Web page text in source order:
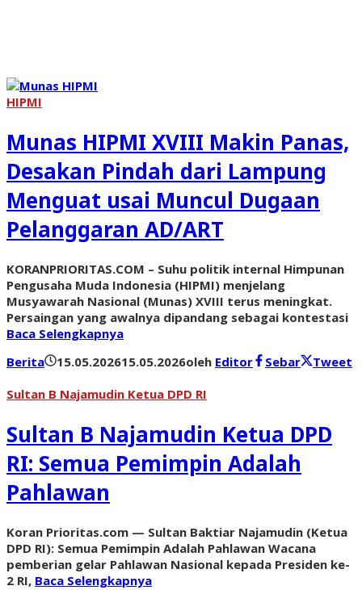
HIPMI
Munas HIPMI XVIII Makin Panas,
Desakan Pindah dari Lampung
Menguat usai Muncul Dugaan
Pelanggaran AD/ART
KORANPRIORITAS.COM – Suhu politik internal Himpunan
Pengusaha Muda Indonesia (HIPMI) menjelang
Musyawarah Nasional (Munas) XVIII terus meningkat.
Persaingan yang awalnya dipandang sebagai kontestasi
Baca Selengkapnya
Berita
15.05.202615.05.2026oleh Editor Sebar
Tweet
Sultan B Najamudin Ketua DPD RI
Sultan B Najamudin Ketua DPD
RI: Semua Pemimpin Adalah
Pahlawan
Koran Prioritas.com — Sultan Baktiar Najamudin (Ketua
DPD RI): Semua Pemimpin Adalah Pahlawan Wacana
pemberian gelar Pahlawan Nasional kepada Presiden ke-
2 RI, Baca Selengkapnya